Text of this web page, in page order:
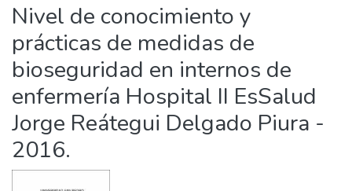
Statistics
Nivel de conocimiento y
prácticas de medidas de
bioseguridad en internos de
enfermería Hospital II EsSalud
Jorge Reátegui Delgado Piura -
2016.